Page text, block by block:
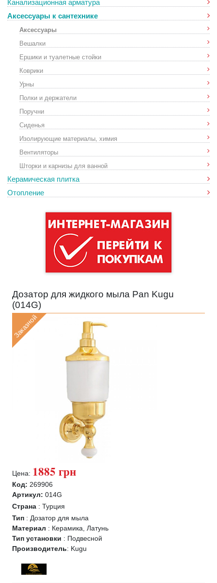
Канализационная арматура
Аксессуары к сантехнике
Аксессуары
Вешалки
Ершики и туалетные стойки
Коврики
Урны
Полки и держатели
Поручни
Сиденья
Изолирующие материалы, химия
Вентиляторы
Шторки и карнизы для ванной
Керамическая плитка
Отопление
Дозатор для жидкого мыла Pan Kugu
(014G)
Заказной
Цена: 1885 грн
Код: 269906
Артикул: 014G
Страна : Турция
Тип : Дозатор для мыла
Материал : Керамика, Латунь
Тип установки : Подвесной
Производитель: Kugu